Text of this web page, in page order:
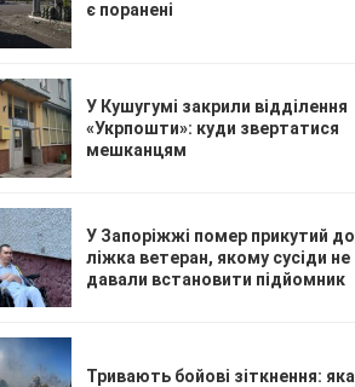
є поранені
У Кушугумі закрили відділення
«Укрпошти»: куди звертатися
мешканцям
У Запоріжжі помер прикутий до
ліжка ветеран, якому сусіди не
давали встановити підйомник
Тривають бойові зіткнення: яка